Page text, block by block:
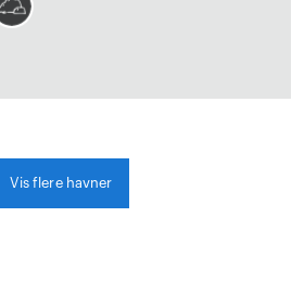
Vis flere havner